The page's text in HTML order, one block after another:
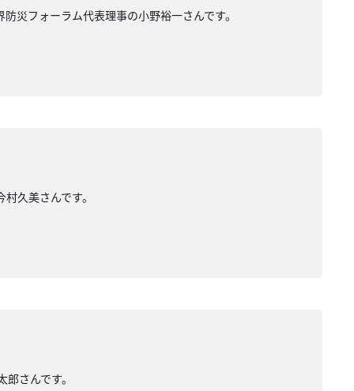
災フォーラム代表理事の小野裕一さんです。
久美さんです。
さんです。